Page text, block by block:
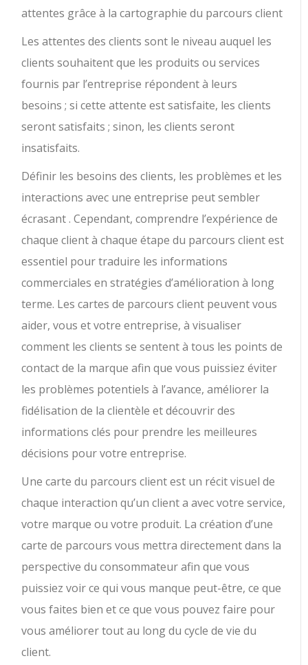
attentes grâce à la cartographie du parcours client
Les attentes des clients sont le niveau auquel les
clients souhaitent que les produits ou services
fournis par l’entreprise répondent à leurs
besoins ; si cette attente est satisfaite, les clients
seront satisfaits ; sinon, les clients seront
insatisfaits.
Définir les besoins des clients, les problèmes et les
interactions avec une entreprise peut sembler
écrasant . Cependant, comprendre l’expérience de
chaque client à chaque étape du parcours client est
essentiel pour traduire les informations
commerciales en stratégies d’amélioration à long
terme. Les cartes de parcours client peuvent vous
aider, vous et votre entreprise, à visualiser
comment les clients se sentent à tous les points de
contact de la marque afin que vous puissiez éviter
les problèmes potentiels à l’avance, améliorer la
fidélisation de la clientèle et découvrir des
informations clés pour prendre les meilleures
décisions pour votre entreprise.
Une carte du parcours client est un récit visuel de
chaque interaction qu’un client a avec votre service,
votre marque ou votre produit. La création d’une
carte de parcours vous mettra directement dans la
perspective du consommateur afin que vous
puissiez voir ce qui vous manque peut-être, ce que
vous faites bien et ce que vous pouvez faire pour
vous améliorer tout au long du cycle de vie du
client.